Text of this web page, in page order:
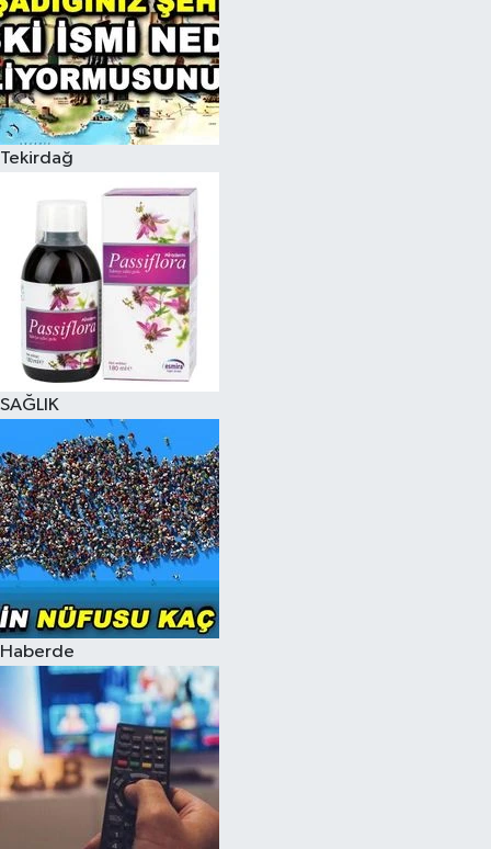
Tekirdağ
SAĞLIK
Haberde